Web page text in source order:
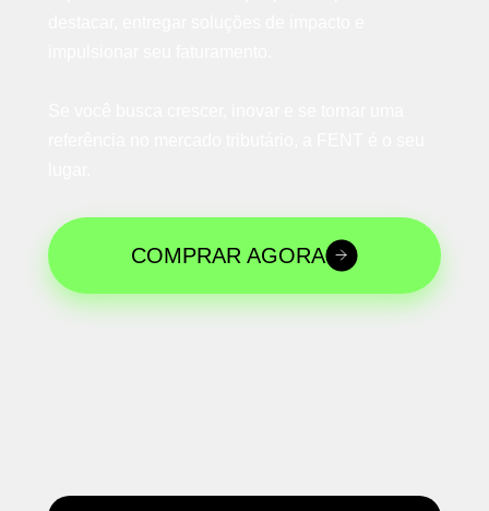
COMPRAR AGORA